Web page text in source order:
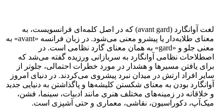
لغت آوانگارد (avant gard) که در اصل کلمه‌ای فرانسویست، به
معنای طلایه‌دار یا پیشرو معنی می‌شود. در زبان فرانسه «avant» به
معنی جلو و «gard» به همان معنای گارد نظامی است. در
اصطلاحات نظامی آوانگارد به سربازانی ورزیده گفته می‌شد که
برای یافتن مسیرها و هشدار در مورد خطرات احتمالی، جلوتر از
سایر افراد ارتش در میدان نبرد پیشروی می‌کردند. در دنیای امروز
آوانگارد بودن به معنای شکستن کلیشه‌ها و پاگذاشتن به دنیایی جدید
و خلاقانه در زمینه‌های مختلف هنری مانند ادبیات، سینما، فشن،
میک‌آپ، دکوراسیون، نقاشی، معماری و حتی آشپزی است.